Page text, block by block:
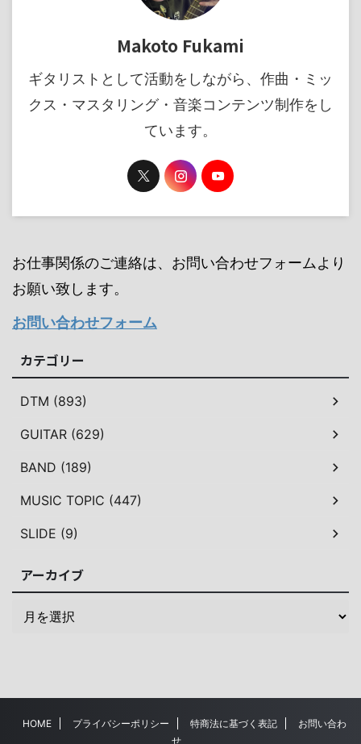
Makoto Fukami
ギタリストとして活動をしながら、作曲・ミッ
クス・マスタリング・音楽コンテンツ制作をし
ています。
お仕事関係のご連絡は、お問い合わせフォームより
お願い致します。
お問い合わせフォーム
カテゴリー
DTM (893)
GUITAR (629)
BAND (189)
MUSIC TOPIC (447)
SLIDE (9)
アーカイブ
HOME プライバシーポリシー 特商法に基づく表記
お問い合わ
せ